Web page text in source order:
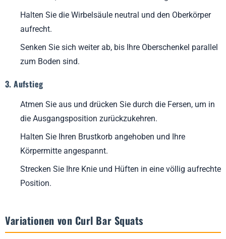
Halten Sie die Wirbelsäule neutral und den Oberkörper
aufrecht.
Senken Sie sich weiter ab, bis Ihre Oberschenkel parallel
zum Boden sind.
3. Aufstieg
Atmen Sie aus und drücken Sie durch die Fersen, um in
die Ausgangsposition zurückzukehren.
Halten Sie Ihren Brustkorb angehoben und Ihre
Körpermitte angespannt.
Strecken Sie Ihre Knie und Hüften in eine völlig aufrechte
Position.
Variationen von Curl Bar Squats